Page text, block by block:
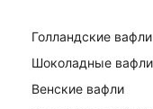
Голландские вафли
Шоколадные вафли
Венские вафли